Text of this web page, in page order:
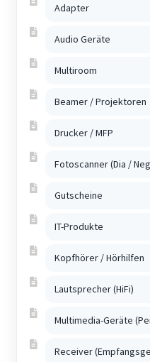
Adapter
Audio Geräte
Multiroom
Beamer / Projektoren
Drucker / MFP
Fotoscanner (Dia /
Gutscheine
IT-Produkte
Kopfhörer / Hörhilfen
Lautsprecher (HiFi)
Multimedia-Geräte
Receiver